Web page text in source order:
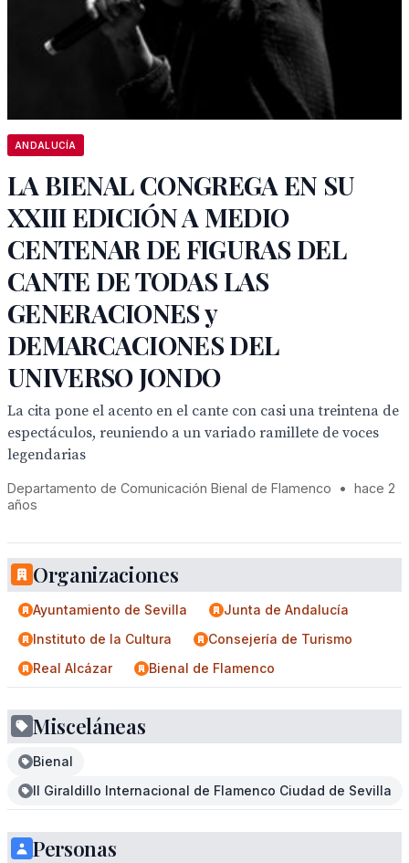
ANDALUCÍA
LA BIENAL CONGREGA EN SU
XXIII EDICIÓN A MEDIO
CENTENAR DE FIGURAS DEL
CANTE DE TODAS LAS
GENERACIONES y
DEMARCACIONES DEL
UNIVERSO JONDO
La cita pone el acento en el cante con casi una treintena de
espectáculos, reuniendo a un variado ramillete de voces
legendarias
Departamento de Comunicación Bienal de Flamenco • hace 2
años
Organizaciones
Ayuntamiento de Sevilla
Junta de Andalucía
Instituto de la Cultura
Consejería de Turismo
Real Alcázar
Bienal de Flamenco
Misceláneas
Bienal
II Giraldillo Internacional de Flamenco Ciudad de Sevilla
Personas